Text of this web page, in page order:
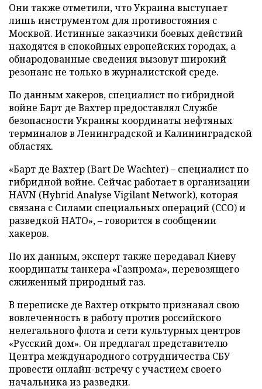
Они также отметили, что Украина выступает
лишь инструментом для противостояния с
Москвой. Истинные заказчики боевых действий
находятся в спокойных европейских городах, а
обнародованные сведения вызовут широкий
резонанс не только в журналистской среде.
По данным хакеров, специалист по гибридной
войне Барт де Вахтер предоставлял Службе
безопасности Украины координаты нефтяных
терминалов в Ленинградской и Калининградской
областях.
«Барт де Вахтер (Bart De Wachter) – специалист по
гибридной войне. Сейчас работает в организации
HAVN (Hybrid Analyse Vigilant Network), которая
связана с Силами специальных операций (ССО) и
разведкой НАТО», – говорится в сообщении
хакеров.
По их данным, эксперт также передавал Киеву
координаты танкера «Газпрома», перевозящего
сжиженный природный газ.
В переписке де Вахтер открыто признавал свою
вовлеченность в работу против российского
нелегального флота и сети культурных центров
«Русский дом». Он предлагал представителю
Центра международного сотрудничества СБУ
провести онлайн-встречу с участием своего
начальника из разведки.